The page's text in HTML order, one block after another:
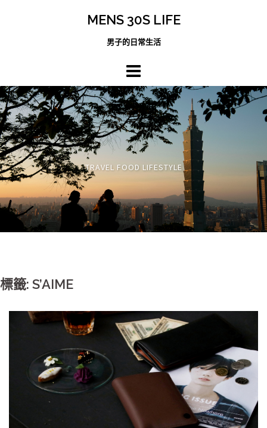
MENS 30S LIFE
男子的日常生活
TRAVEL FOOD LIFESTYLE
標籤: S’AIME